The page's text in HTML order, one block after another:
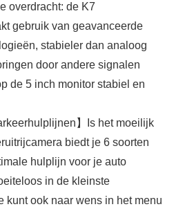
overdracht: de K7
gebruik van geavanceerde
stabieler dan analoog
door andere signalen
de 5 inch monitor stabiel en
】Is het moeilijk
biedt je 6 soorten
hulplijn voor je auto
in de kleinste
kunt ook naar wens in het menu